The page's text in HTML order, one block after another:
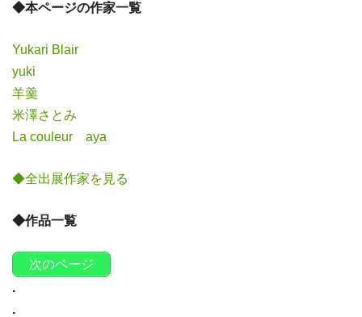
◆本ページの作家一覧
Yukari Blair
yuki
羊羹
米澤さとみ
La couleur aya
◆全出展作家を見る
◆作品一覧
次のページ
.
.